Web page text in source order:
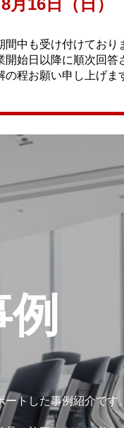
間中も受け付けており
始日以降に順次回答
の程お願い申し上げま
ートした事例紹介です